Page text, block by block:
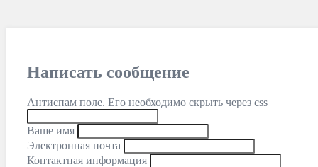
Написать сообщение
Антиспам поле. Его необходимо скрыть через css
Ваше имя
Электронная почта
Контактная информация